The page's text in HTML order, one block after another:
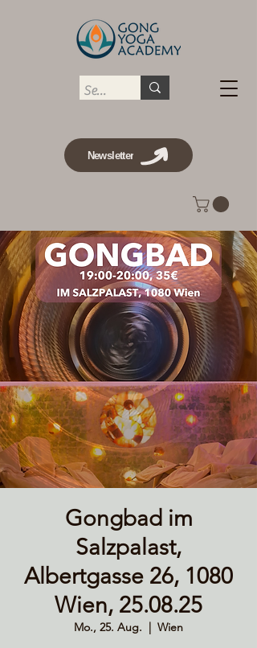
Newsletter
Gongbad im
Salzpalast,
Albertgasse 26, 1080
Wien, 25.08.25
Mo., 25. Aug.
Wien